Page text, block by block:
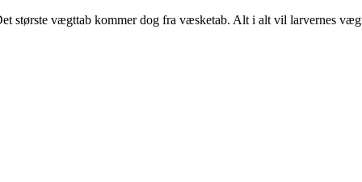
største vægttab kommer dog fra væsketab. Alt i alt vil larvernes